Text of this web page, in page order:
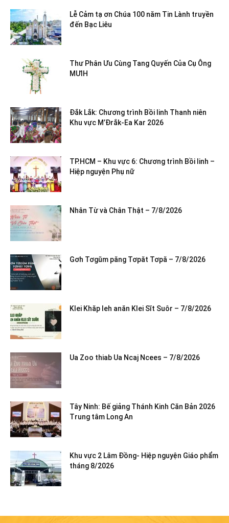
Lễ Cảm tạ ơn Chúa 100 năm Tin Lành truyền
đến Bạc Liêu
Thư Phân Ưu Cùng Tang Quyến Của Cụ Ông
MƯIH
Đắk Lắk: Chương trình Bồi linh Thanh niên
Khu vực M’Đrắk-Ea Kar 2026
TP.HCM – Khu vực 6: Chương trình Bồi linh –
Hiệp nguyện Phụ nữ
Nhân Từ và Chân Thật – 7/8/2026
Gơh Tơgŭm păng Tơpăt Tơpă – 7/8/2026
Klei Khăp leh anăn Klei Sĭt Suôr – 7/8/2026
Ua Zoo thiab Ua Ncaj Ncees – 7/8/2026
Tây Ninh: Bế giảng Thánh Kinh Căn Bản 2026
Trung tâm Long An
Khu vực 2 Lâm Đồng- Hiệp nguyện Giáo phẩm
tháng 8/2026